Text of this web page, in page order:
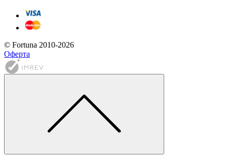
© Fortuna 2010-2026
Оферта